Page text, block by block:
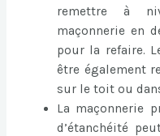
remettre à
maçonnerie en
pour la refaire.
être également
sur le toit ou
La maçonnerie
d’étanchéité